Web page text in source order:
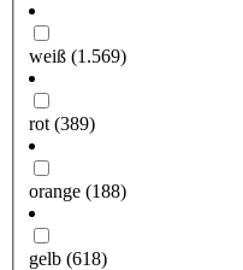
weiß (1.569)
rot (389)
orange (188)
gelb (618)